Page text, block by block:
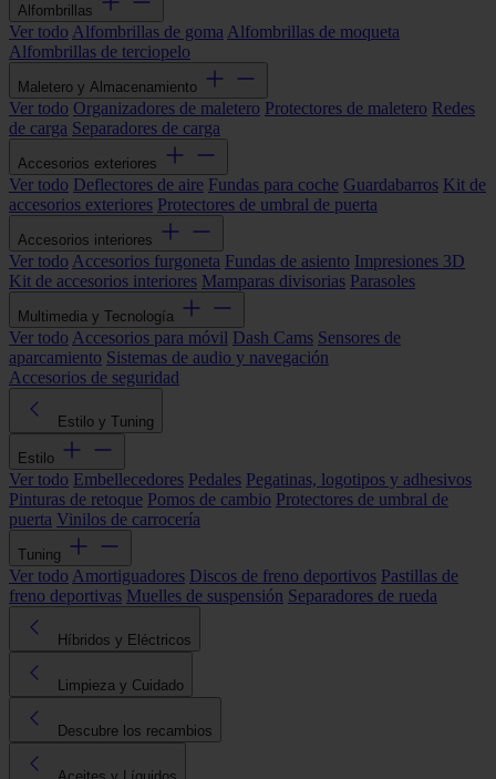
Alfombrillas
Ver todo Alfombrillas de goma Alfombrillas de moqueta
Alfombrillas de terciopelo
Maletero y Almacenamiento
Ver todo Organizadores de maletero Protectores de maletero Redes
de carga Separadores de carga
Accesorios exteriores
Ver todo Deflectores de aire Fundas para coche Guardabarros Kit de
accesorios exteriores Protectores de umbral de puerta
Accesorios interiores
Ver todo Accesorios furgoneta Fundas de asiento Impresiones 3D
Kit de accesorios interiores Mamparas divisorias Parasoles
Multimedia y Tecnología
Ver todo Accesorios para móvil Dash Cams Sensores de
aparcamiento Sistemas de audio y navegación
Accesorios de seguridad
Estilo y Tuning
Estilo
Ver todo Embellecedores Pedales Pegatinas, logotipos y adhesivos
Pinturas de retoque Pomos de cambio Protectores de umbral de
puerta Vinilos de carrocería
Tuning
Ver todo Amortiguadores Discos de freno deportivos Pastillas de
freno deportivas Muelles de suspensión Separadores de rueda
Híbridos y Eléctricos
Limpieza y Cuidado
Descubre los recambios